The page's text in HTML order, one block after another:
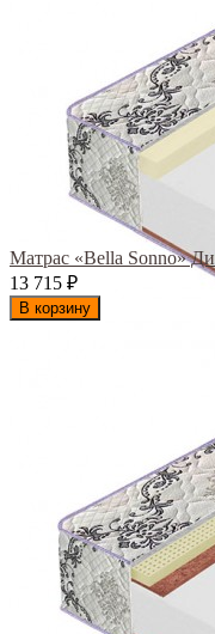
Матрас «Bella Sonno»
13 715 ₽
В корзину